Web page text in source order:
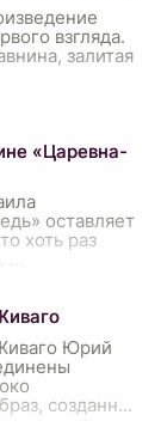
взгляда.
залитая
«Царевна-
оставляет
хоть раз
Юрий
созданн...